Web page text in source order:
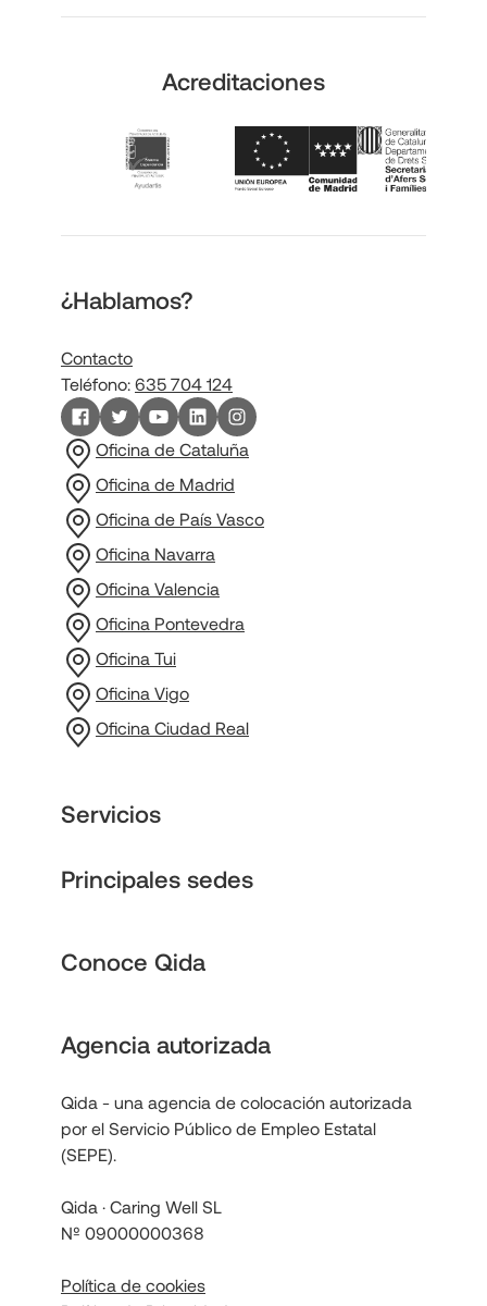
Acreditaciones
¿Hablamos?
Contacto
Teléfono: 635 704 124
Oficina de Cataluña
Oficina de Madrid
Oficina de País Vasco
Oficina Navarra
Oficina Valencia
Oficina Pontevedra
Oficina Tui
Oficina Vigo
Oficina Ciudad Real
Servicios
Principales sedes
Conoce Qida
Agencia autorizada
Qida - una agencia de colocación autorizada
por el Servicio Público de Empleo Estatal
(SEPE).
Qida · Caring Well SL
Nº 09000000368
Política de cookies